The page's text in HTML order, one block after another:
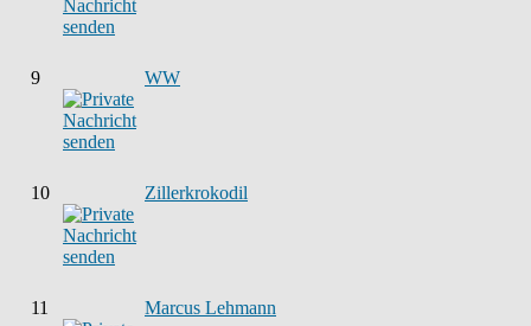
9 WW
10 Zillerkrokodil
11 Marcus Lehmann